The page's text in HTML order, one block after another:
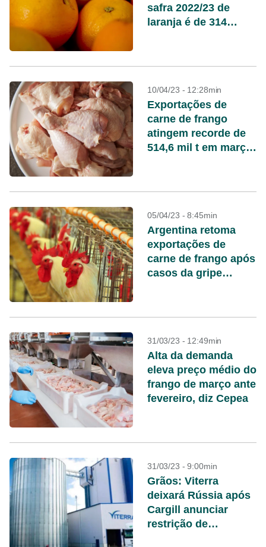
safra 2022/23 de
laranja é de 314
10/04/23 - 12:28min
Exportações de
carne de frango
atingem recorde de
514,6 mil t em março,
05/04/23 - 8:45min
Argentina retoma
exportações de
carne de frango após
casos da gripe
31/03/23 - 12:49min
Alta da demanda
eleva preço médio do
frango de março ante
fevereiro, diz Cepea
31/03/23 - 9:00min
Grãos: Viterra
deixará Rússia após
Cargill anunciar
restrição de